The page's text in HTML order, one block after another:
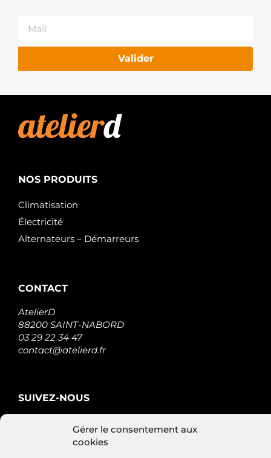
Gérer le consentement aux
cookies
Valider
NOS PRODUITS
Climatisation
Électricité
Alternateurs – Démarreurs
CONTACT
AtelierD
88200 SAINT-NABORD
03 29 22 34 47
contact@atelierd.fr
SUIVEZ-NOUS